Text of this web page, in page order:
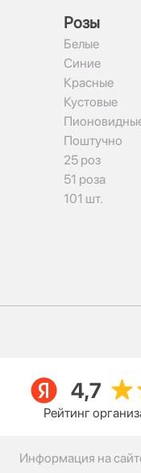
Рoзы
Белые
Синие
Красные
Кустовые
Поштучно
25 роз
51 роза
101 шт.
Рейтинг
Информация на